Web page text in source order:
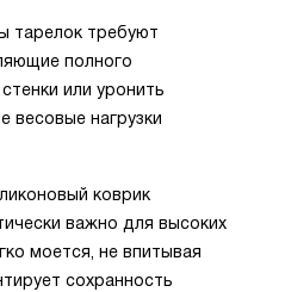
тарелок требуют
полного
или уронить
весовые нагрузки
коврик
важно для высоких
моется, не впитывая
сохранность